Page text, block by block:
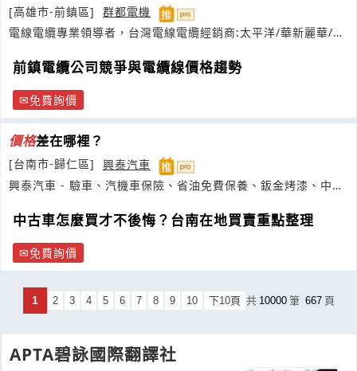
[高雄市-前鎮區]
群都電機
電線電纜專業領導者，台灣電線電纜經銷商:太平洋/華新麗華/華
前鎮電纜公司競爭與電纜線價格趨勢
免費詢價
價格差在哪裡？
[台南市-歸仁區]
興泰汽車
興泰汽車 - 驗車、汽機車保險、省油免費保養、鈑金烤漆、中古
中古車怎麼買才不後悔？台南在地買賣重點整理
免費詢價
1 2 3 4 5 6 7 8 9 10 下10頁 共 10000 筆 667 頁
APTA碧詠國際翻譯社